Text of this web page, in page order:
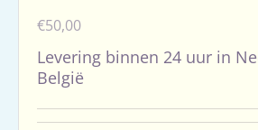
Normale
€50,00
Levering binnen 24 uur in
België